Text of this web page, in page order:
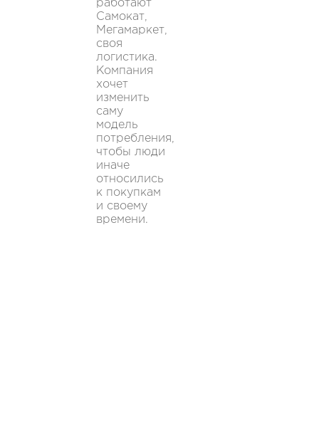
работают
Самокат,
Мегамаркет,
своя
логистика.
Компания
хочет
изменить
саму
модель
потребления,
чтобы люди
иначе
относились
к покупкам
и своему
времени.